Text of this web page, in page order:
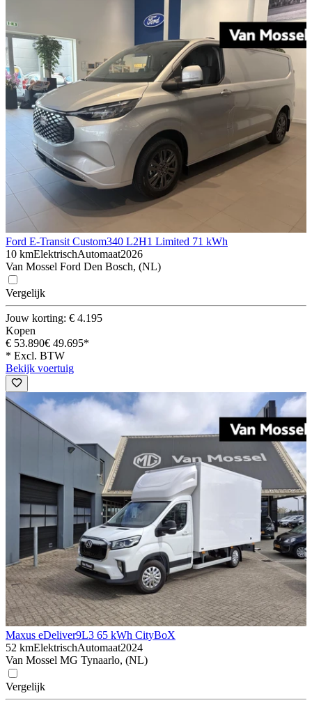
Ford E-Transit Custom340 L2H1 Limited 71 kWh
10 kmElektrischAutomaat2026
Van Mossel Ford Den Bosch, (NL)
Vergelijk
Jouw korting: € 4.195
Kopen
€ 53.890€ 49.695*
* Excl. BTW
Bekijk voertuig
Maxus eDeliver9L3 65 kWh CityBoX
52 kmElektrischAutomaat2024
Van Mossel MG Tynaarlo, (NL)
Vergelijk